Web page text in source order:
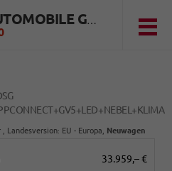
HUBER AUTOMOBILE GMBH
, Landesversion: EU - Europa, Neuwagen
33.959,– €